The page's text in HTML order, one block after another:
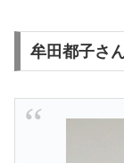
牟田都子さ